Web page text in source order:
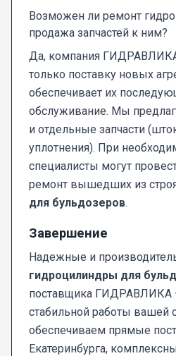
Возможен ли ремонт
продажа запчастей к ним?
Да, компания
только поставку новых
обеспечивает их
обслуживание. Мы
и отдельные запчасти
уплотнения). При
специалисты могут
ремонт вышедших из
для бульдозеров.
Завершение
Надежные и
гидроцилиндры для
поставщика ГИДРАВЛИКА
стабильной работы вашей
обеспечиваем прямые
Екатеринбурга,